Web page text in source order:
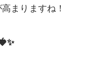
まりますね！